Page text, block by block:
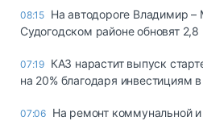
08:15 На автодороге Владимир
Судогодском районе обновят 2,8
07:19 КАЗ нарастит выпуск
на 20% благодаря инвестициям
07:06 На ремонт коммунальной и